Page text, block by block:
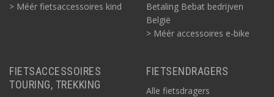
> Méér fietsaccessoires kind
Betaling Bebat bedrijven
België
> Méér accessoires e-bike
FIETSACCESSOIRES
TOURING, TREKKING
FIETSENDRAGERS
Alle fietsdragers